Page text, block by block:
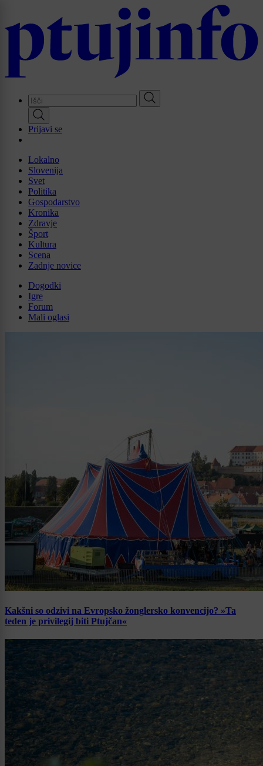
main
Prijavi se
Lokalno
Slovenija
Svet
Politika
Gospodarstvo
Kronika
Zdravje
Šport
Kultura
Scena
Zadnje novice
Dogodki
Igre
Forum
Mali oglasi
Kakšni so odzivi na Evropsko žonglersko konvencijo? »Ta
teden je privilegij biti Ptujčan«